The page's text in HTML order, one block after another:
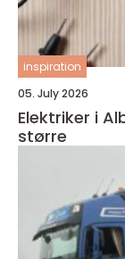
inspiration
05. July 2026
Elektriker i
større